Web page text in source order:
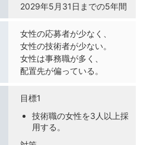
2029年5月31日までの5年間
女性の応募者が少なく、
女性の技術者が少ない。
女性は事務職が多く、
配置先が偏っている。
目標1
技術職の女性を3人以上採
用する。